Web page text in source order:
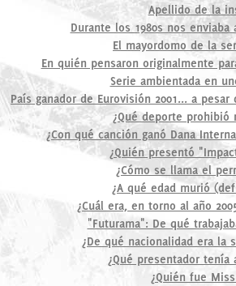
Apellido de la
Durante los 1980s nos
El mayordomo de la
En quién pensaron originalmente
Serie ambientada en
País ganador de Eurovisión 2001... a
¿Qué deporte prohibió
¿Con qué canción ganó Dana
¿Quién presentó
¿Cómo se llama el
¿A qué edad murió
¿Cuál era, en torno al año
"Futurama": De qué
¿De qué nacionalidad era la
¿Qué presentador tenía
¿Quién fue